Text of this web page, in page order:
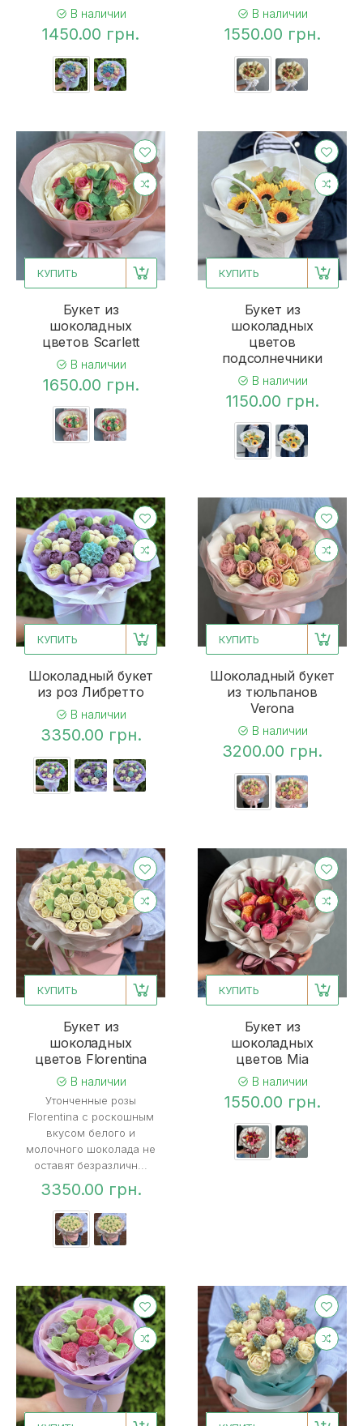
В наличии
1450.00 грн.
В наличии
1550.00 грн.
КУПИТЬ
Букет из
шоколадных
цветов Scarlett
В наличии
1650.00 грн.
КУПИТЬ
Букет из
шоколадных
цветов
подсолнечники
В наличии
1150.00 грн.
КУПИТЬ
Шоколадный букет
из роз Либретто
В наличии
3350.00 грн.
КУПИТЬ
Шоколадный букет
из тюльпанов
Verona
В наличии
3200.00 грн.
КУПИТЬ
Букет из
шоколадных
цветов Florentina
В наличии
Утонченные розы
Florentina с роскошным
вкусом белого и
молочного шоколада не
оставят безразличн...
3350.00 грн.
КУПИТЬ
Букет из
шоколадных
цветов Mia
В наличии
1550.00 грн.